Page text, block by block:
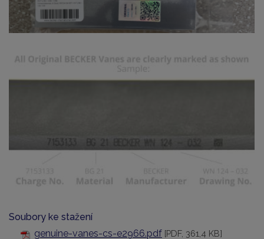
Soubory ke stažení
genuine-vanes-cs-e2966.pdf [PDF, 361,4 KB]